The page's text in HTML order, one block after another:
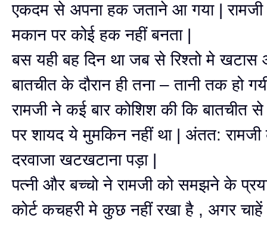
एकदम से अपना हक जताने आ गया |
मकान पर कोई हक नहीं बनता |
बस यही बह दिन था जब से रिश्तो मे
बातचीत के दौरान ही तना – तानी तक हो
रामजी ने कई बार कोशिश की कि बातचीत
पर शायद ये मुमकिन नहीं था | अंतत: रामजी
दरवाजा खटखटाना पड़ा |
पत्नी और बच्चो ने रामजी को समझने के
कोर्ट कचहरी मे कुछ नहीं रखा है , अगर चाहें